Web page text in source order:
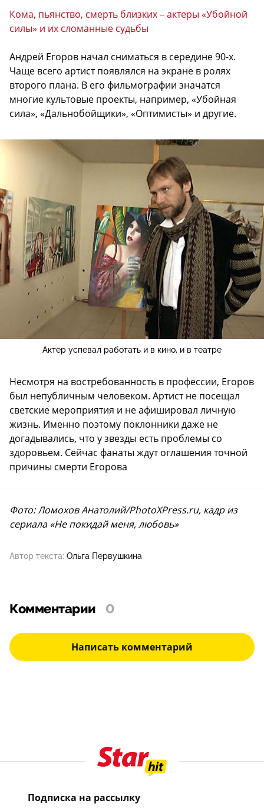
Кома, пьянство, смерть близких – актеры «Убойной
силы» и их сломанные судьбы
Андрей Егоров начал сниматься в середине 90-х.
Чаще всего артист появлялся на экране в ролях
второго плана. В его фильмографии значатся
многие культовые проекты, например, «Убойная
сила», «Дальнобойщики», «Оптимисты» и другие.
Актер успевал работать и в кино, и в театре
Несмотря на востребованность в профессии, Егоров
был непубличным человеком. Артист не посещал
светские мероприятия и не афишировал личную
жизнь. Именно поэтому поклонники даже не
догадывались, что у звезды есть проблемы со
здоровьем. Сейчас фанаты ждут оглашения точной
причины смерти Егорова
Фото: Ломохов Анатолий/PhotoXPress.ru, кадр из
сериала «Не покидай меня, любовь»
Автор текста: Ольга Первушкина
Комментарии 0
Написать комментарий
Подписка на рассылку